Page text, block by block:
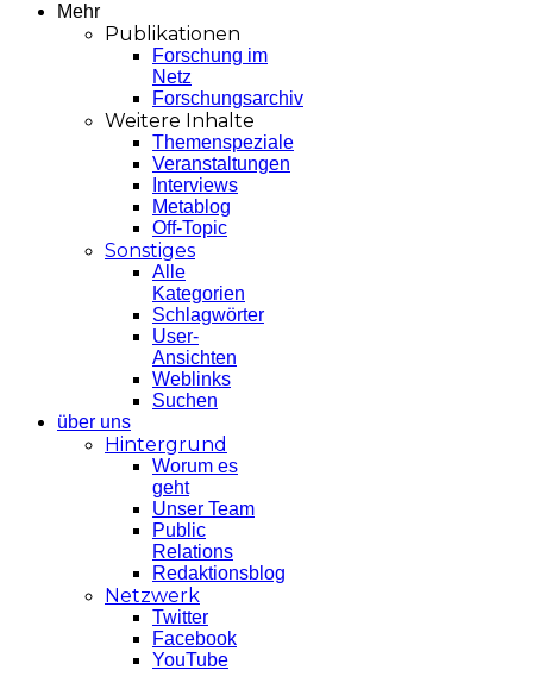
Mehr
Publikationen
Forschung im
Netz
Forschungsarchiv
Weitere Inhalte
Themenspeziale
Veranstaltungen
Interviews
Metablog
Off-Topic
Sonstiges
Alle
Kategorien
Schlagwörter
User-
Ansichten
Weblinks
Suchen
über uns
Hintergrund
Worum es
geht
Unser Team
Public
Relations
Redaktionsblog
Netzwerk
Twitter
Facebook
YouTube